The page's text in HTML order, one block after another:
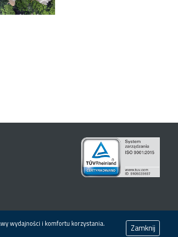
wydajności i komfortu korzystania. Zamknij